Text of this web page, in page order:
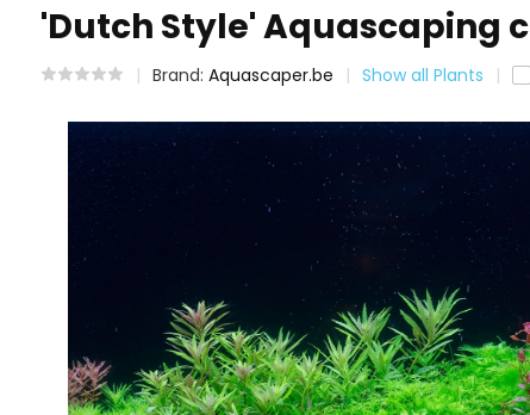
'Dutch Style' Aquascaping
Brand: Aquascaper.be Show all Plants